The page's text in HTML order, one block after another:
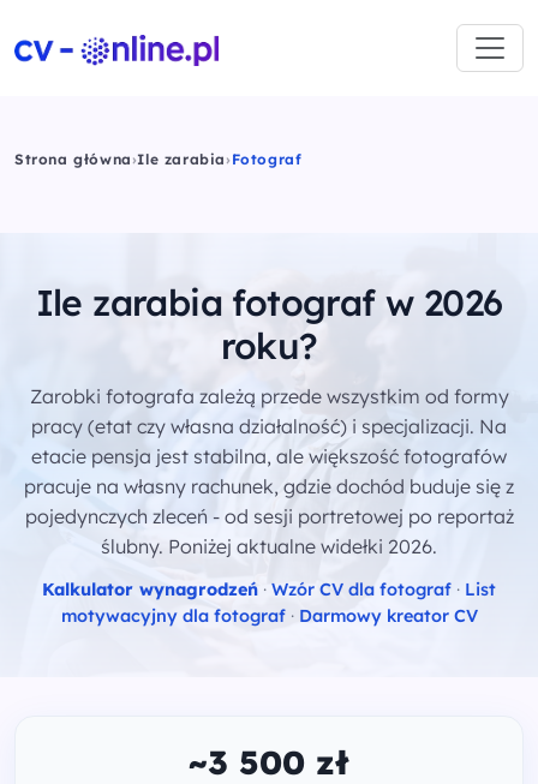
Strona główna›Ile zarabia› Fotograf
Ile zarabia fotograf w 2026
roku?
Zarobki fotografa zależą przede wszystkim od formy
pracy (etat czy własna działalność) i specjalizacji. Na
etacie pensja jest stabilna, ale większość fotografów
pracuje na własny rachunek, gdzie dochód buduje się z
pojedynczych zleceń - od sesji portretowej po reportaż
ślubny. Poniżej aktualne widełki 2026.
Kalkulator wynagrodzeń · Wzór CV dla fotograf · List
motywacyjny dla fotograf · Darmowy kreator CV
~3 500 zł